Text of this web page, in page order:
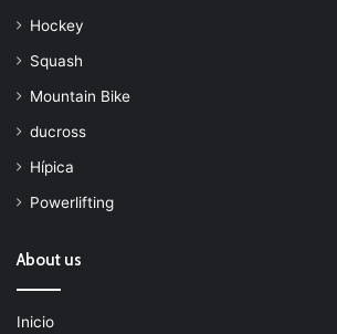
Hockey
Squash
Mountain Bike
ducross
Hípica
Powerlifting
About us
Inicio